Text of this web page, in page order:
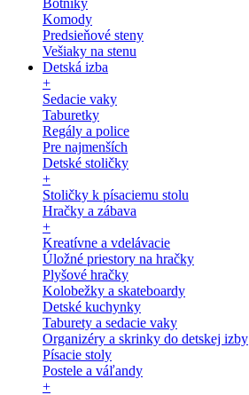
Botníky
Komody
Predsieňové steny
Vešiaky na stenu
Detská izba
+
Sedacie vaky
Taburetky
Regály a police
Pre najmenších
Detské stoličky
+
Stoličky k písaciemu stolu
Hračky a zábava
+
Kreatívne a vdelávacie
Úložné priestory na hračky
Plyšové hračky
Kolobežky a skateboardy
Detské kuchynky
Taburety a sedacie vaky
Organizéry a skrinky do detskej izby
Písacie stoly
Postele a váľandy
+